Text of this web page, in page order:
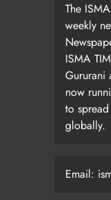
The
weekly
ISMA
Gururani
now
to
globally.
Email: